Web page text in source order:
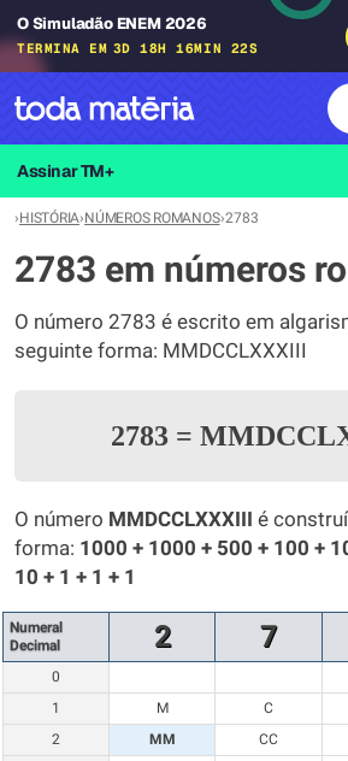
O Simuladão ENEM 2026
TERMINA EM 3D 18H 16MIN 22S
Assinar TM+
›HISTÓRIA›NÚMEROS ROMANOS›2783
2783 em números
O número 2783 é escrito em
seguinte forma: MMDCCLXXXIII
2783 =
O número MMDCCLXXXIII é
forma: 1000 + 1000 + 500 + 100 +
10 + 1 + 1 + 1
Numeral
Decimal
2 7
0
1
M C
2
MM CC